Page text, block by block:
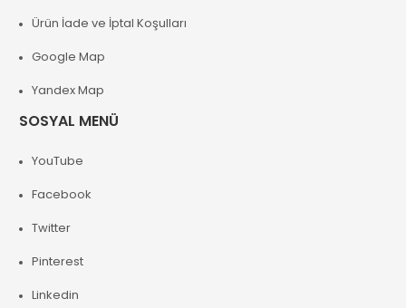
Ürün İade ve İptal Koşulları
Google Map
Yandex Map
SOSYAL MENÜ
YouTube
Facebook
Twitter
Pinterest
Linkedin